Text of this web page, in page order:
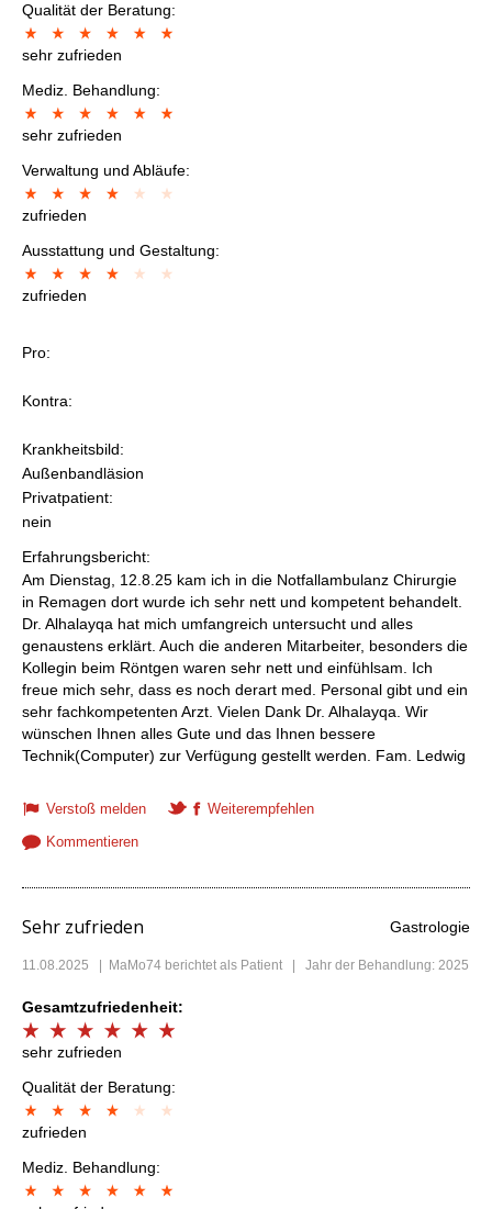
Qualität der Beratung:
sehr zufrieden
Mediz. Behandlung:
sehr zufrieden
Verwaltung und Abläufe:
zufrieden
Ausstattung und Gestaltung:
zufrieden
Pro:
Kontra:
Krankheitsbild:
Außenbandläsion
Privatpatient:
nein
Erfahrungsbericht:
Am Dienstag, 12.8.25 kam ich in die Notfallambulanz Chirurgie
in Remagen dort wurde ich sehr nett und kompetent behandelt.
Dr. Alhalayqa hat mich umfangreich untersucht und alles
genaustens erklärt. Auch die anderen Mitarbeiter, besonders die
Kollegin beim Röntgen waren sehr nett und einfühlsam. Ich
freue mich sehr, dass es noch derart med. Personal gibt und ein
sehr fachkompetenten Arzt. Vielen Dank Dr. Alhalayqa. Wir
wünschen Ihnen alles Gute und das Ihnen bessere
Technik(Computer) zur Verfügung gestellt werden. Fam. Ledwig
Verstoß melden
Weiterempfehlen
Kommentieren
Sehr zufrieden Gastrologie
11.08.2025 MaMo74 berichtet als Patient | Jahr der Behandlung: 2025
Gesamtzufriedenheit:
sehr zufrieden
Qualität der Beratung:
zufrieden
Mediz. Behandlung: